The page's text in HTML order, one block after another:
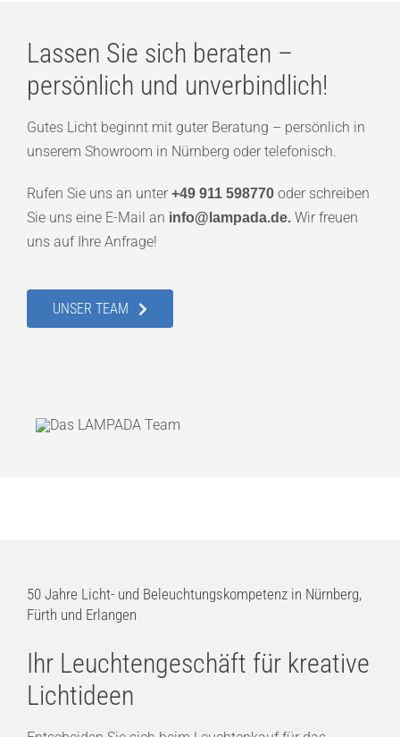
Lassen Sie sich beraten –
persönlich und unverbindlich!
Gutes Licht beginnt mit guter Beratung – persönlich in
unserem Showroom in Nürnberg oder telefonisch.
Rufen Sie uns an unter +49 911 598770 oder schreiben
Sie uns eine E-Mail an info@lampada.de. Wir freuen
uns auf Ihre Anfrage!
UNSER TEAM
50 Jahre Licht- und Beleuchtungskompetenz in Nürnberg,
Fürth und Erlangen
Ihr Leuchtengeschäft für kreative
Lichtideen